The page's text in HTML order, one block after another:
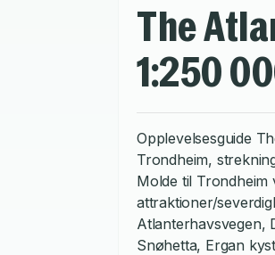
The
1:250
Opplevelsesguide
Trondheim,
Molde til Trondheim
attraktioner/
Atlanterhavsvegen,
Snøhetta, Ergan